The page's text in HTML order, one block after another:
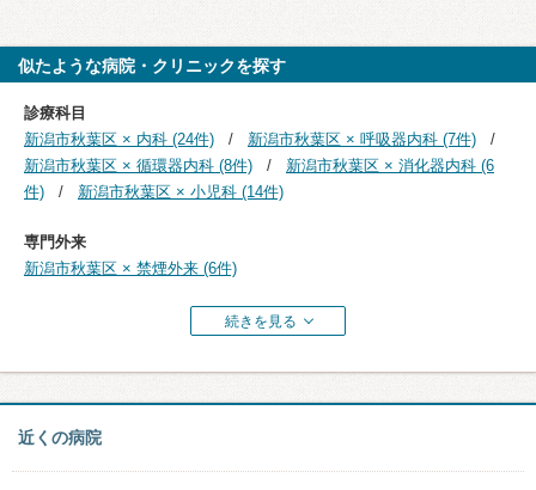
似たような病院・クリニックを探す
診療科目
新潟市秋葉区 × 内科 (24件)
新潟市秋葉区 × 呼吸器内科 (7件)
新潟市秋葉区 × 循環器内科 (8件)
新潟市秋葉区 × 消化器内科 (6
件)
新潟市秋葉区 × 小児科 (14件)
専門外来
新潟市秋葉区 × 禁煙外来 (6件)
続きを見る
近くの病院